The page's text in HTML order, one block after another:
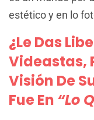
estético y en lo
¿Le Das
Videastas,
Visión De
Fue En “Lo